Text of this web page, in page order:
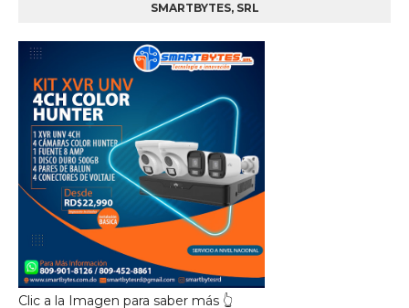
SMARTBYTES, SRL
Clic a la Imagen para saber más 👆